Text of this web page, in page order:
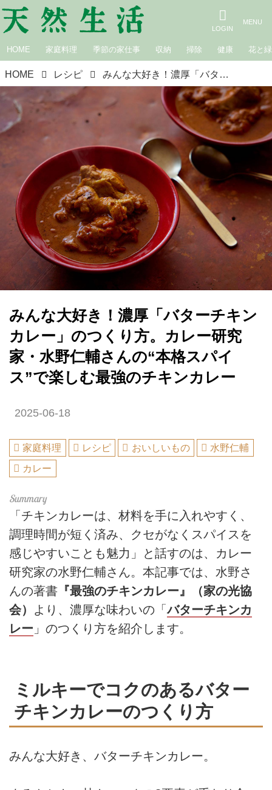
HOME 家庭料理 季節の家仕事 収納 掃除 健康 花と緑
HOME レシピ みんな大好き！濃厚「バターチキンカレー」のつくり方。カレー研究家・水野仁輔さんの“本格スパイス”で楽しむ最強のチキンカレー
みんな大好き！濃厚「バターチキン
カレー」のつくり方。カレー研究
家・水野仁輔さんの“本格スパイ
ス”で楽しむ最強のチキンカレー
2025-06-18
家庭料理 レシピ おいしいもの
水野仁輔
カレー
「チキンカレーは、材料を手に入れやすく、
調理時間が短く済み、クセがなくスパイスを
感じやすいことも魅力」と話すのは、カレー
研究家の水野仁輔さん。本記事では、水野さ
んの著書 『最強のチキンカレー』（家の光協
会）
より、濃厚な味わいの「バターチキンカ
レー 」のつくり方を紹介します。
ミルキーでコクのあるバター
チキンカレーのつくり方
みんな大好き、バターチキンカレー。